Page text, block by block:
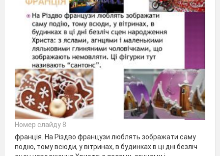
Номер слайду 8
франція. На Різдво французи люблять зображати саму
подію, тому всюди, у вітринах, в будинках в ці дні безліч